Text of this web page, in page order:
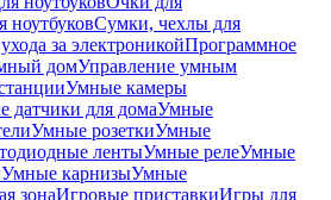
ноутбуковСумки, чехлы для
за электроникойПрограммное
домУправление умным
Умные камеры
датчики для домаУмные
Умные розеткиУмные
лентыУмные релеУмные
Умные карнизыУмные
зонаИгровые приставкиИгры для